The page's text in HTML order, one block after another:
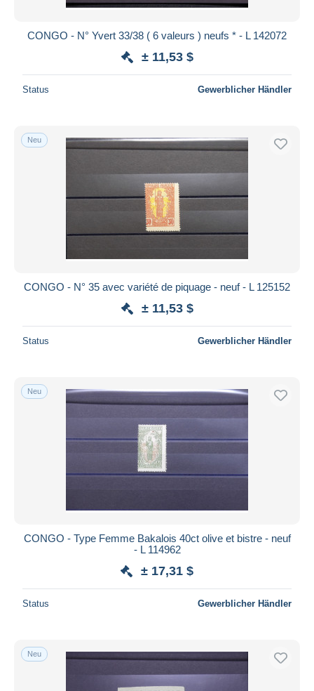
CONGO - N° Yvert 33/38 ( 6 valeurs ) neufs * - L 142072
± 11,53 $
Status Gewerblicher Händler
Neu
CONGO - N° 35 avec variété de piquage - neuf - L 125152
± 11,53 $
Status Gewerblicher Händler
Neu
CONGO - Type Femme Bakalois 40ct olive et bistre - neuf
- L 114962
± 17,31 $
Status Gewerblicher Händler
Neu